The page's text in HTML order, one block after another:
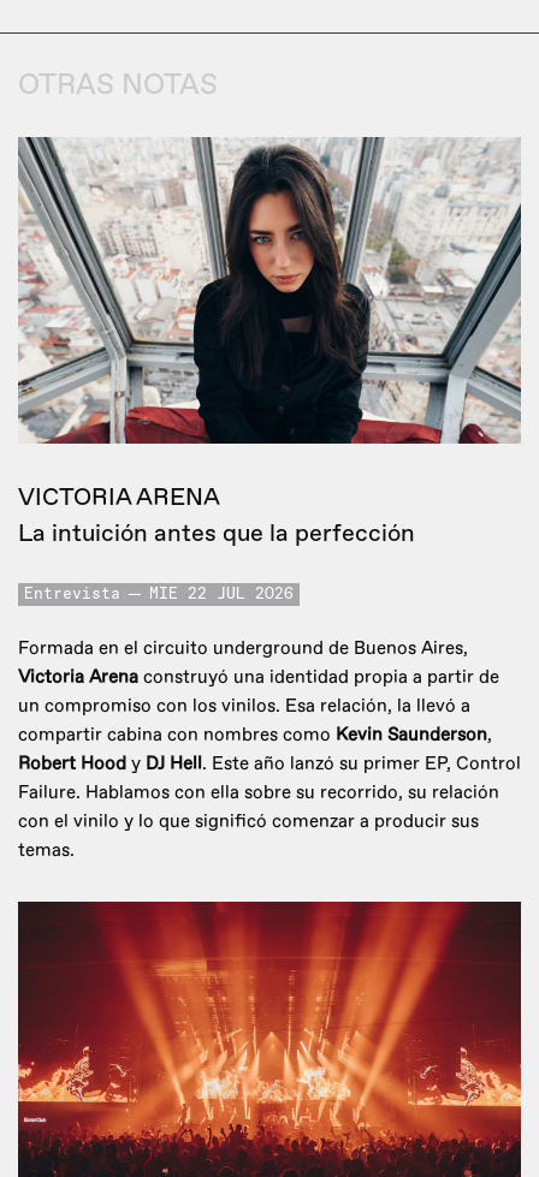
OTRAS NOTAS
VICTORIA ARENA
La intuición antes que la perfección
Entrevista MIE 22 JUL 2026
Formada en el circuito underground de Buenos Aires,
Victoria Arena construyó una identidad propia a partir de
un compromiso con los vinilos. Esa relación, la llevó a
compartir cabina con nombres como Kevin Saunderson,
Robert Hood y DJ Hell. Este año lanzó su primer EP, Control
Failure. Hablamos con ella sobre su recorrido, su relación
con el vinilo y lo que significó comenzar a producir sus
temas.